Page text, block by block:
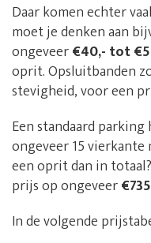
Daar komen echter
moet je denken aan
ongeveer€40,- tot
oprit. Opsluitbanden
stevigheid, voor een
Een standaard
ongeveer 15 vierkante
een oprit dan in
prijs op ongeveer
In de volgende